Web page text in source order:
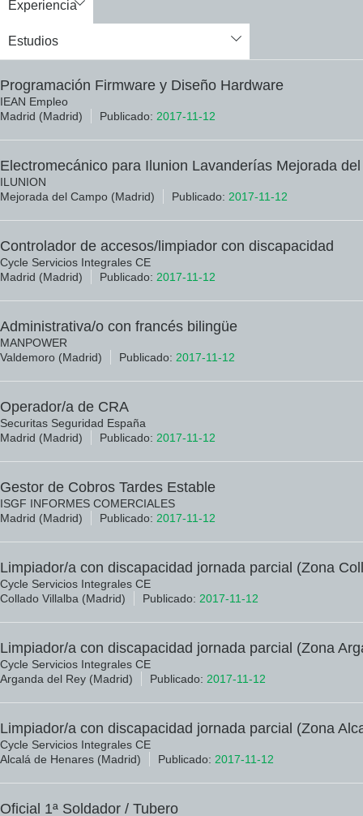
Programación Firmware y Diseño Hardware
IEAN Empleo
Madrid (Madrid)
Publicado: 2017-11-12
Electromecánico para Ilunion Lavanderías Mejorada
ILUNION
Mejorada del Campo (Madrid)
Publicado: 2017-11-12
Controlador de accesos/limpiador con discapacidad
Cycle Servicios Integrales CE
Madrid (Madrid)
Publicado: 2017-11-12
Administrativa/o con francés bilingüe
MANPOWER
Valdemoro (Madrid)
Publicado: 2017-11-12
Operador/a de CRA
Securitas Seguridad España
Madrid (Madrid)
Publicado: 2017-11-12
Gestor de Cobros Tardes Estable
ISGF INFORMES COMERCIALES
Madrid (Madrid)
Publicado: 2017-11-12
Limpiador/a con discapacidad jornada parcial (Zona
Cycle Servicios Integrales CE
Collado Villalba (Madrid)
Publicado: 2017-11-12
Limpiador/a con discapacidad jornada parcial (Zona
Cycle Servicios Integrales CE
Arganda del Rey (Madrid)
Publicado: 2017-11-12
Limpiador/a con discapacidad jornada parcial (Zona
Cycle Servicios Integrales CE
Alcalá de Henares (Madrid)
Publicado: 2017-11-12
Oficial 1ª Soldador / Tubero